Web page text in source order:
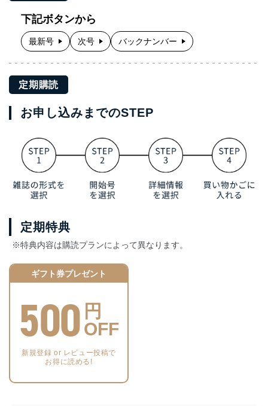
下記ボタンから
最新号 次号 バックナンバー
定期購読
お申し込みまでのSTEP
定期特典
※特典内容は購読プランによって異なります。
ギフト券プレゼント
500 円
OFF
新規登録 or レビュー投稿で
お得に読める!